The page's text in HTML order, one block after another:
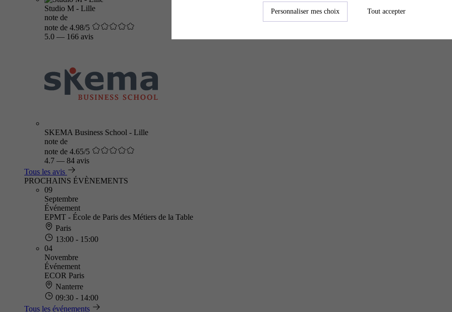
Studio M - Lille
note de
note de 4.98/5
5.0 — 166 avis
SKEMA Business School - Lille
note de
note de 4.65/5
4.7 — 84 avis
Tous les avis
PROCHAINS ÉVÈNEMENTS
09
Septembre
Événement
EPMT - École de Paris des Métiers de la Table
Paris
13:00 - 15:00
04
Novembre
Événement
ECOR Paris
Nanterre
09:30 - 14:00
Tous les événements
Personnaliser mes choix Tout accepter